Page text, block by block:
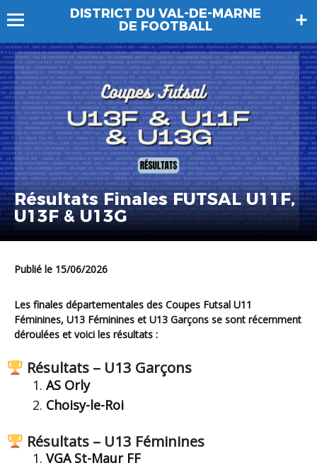
DISTRICT DU VAL-DE-MARNE
DE FOOTBALL
Résultats Finales FUTSAL U11F,
U13F & U13G
Publié le 15/06/2026
Les finales départementales des Coupes Futsal U11
Féminines, U13 Féminines et U13 Garçons se sont récemment
déroulées et voici les résultats :
Résultats – U13 Garçons
AS Orly
Choisy-le-Roi
Résultats – U13 Féminines
VGA St-Maur FF